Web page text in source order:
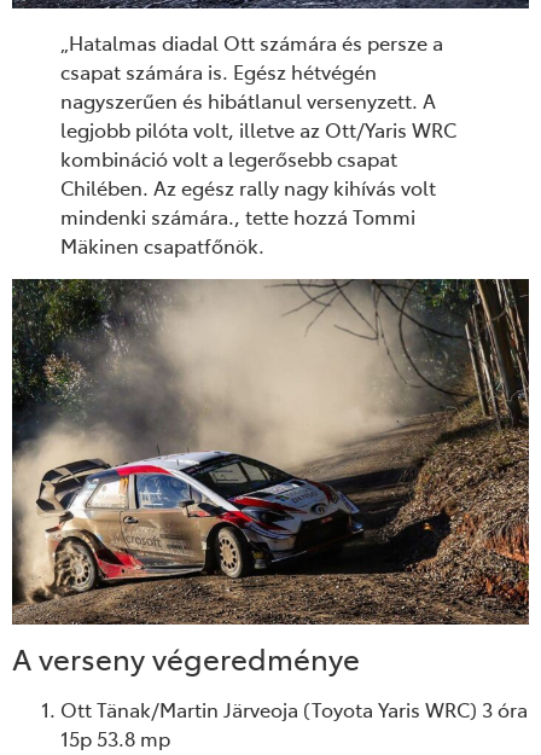
„Hatalmas diadal Ott számára és persze a
csapat számára is. Egész hétvégén
nagyszerűen és hibátlanul versenyzett. A
legjobb pilóta volt, illetve az Ott/Yaris WRC
kombináció volt a legerősebb csapat
Chilében. Az egész rally nagy kihívás volt
mindenki számára., tette hozzá Tommi
Mäkinen csapatfőnök.
A verseny végeredménye
Ott Tänak/Martin Järveoja (Toyota Yaris WRC) 3 óra
15p 53.8 mp